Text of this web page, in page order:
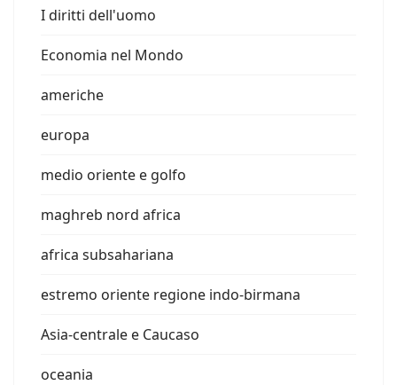
I diritti dell'uomo
Economia nel Mondo
americhe
europa
medio oriente e golfo
maghreb nord africa
africa subsahariana
estremo oriente regione indo-birmana
Asia-centrale e Caucaso
oceania